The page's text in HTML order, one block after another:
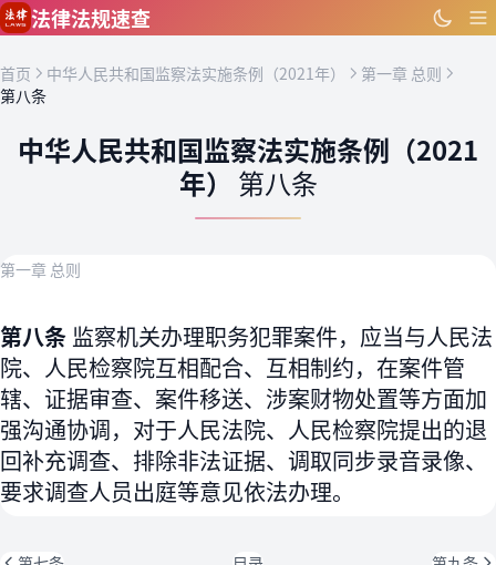
跳到主要内容
法律法规速查
首页 中华人民共和国监察法实施条例（2021年）
第一章 总则
第八条
中华人民共和国监察法实施条例（2021
年） 第八条
第一章 总则
第八条 监察机关办理职务犯罪案件，应当与人民法
院、人民检察院互相配合、互相制约，在案件管
辖、证据审查、案件移送、涉案财物处置等方面加
强沟通协调，对于人民法院、人民检察院提出的退
回补充调查、排除非法证据、调取同步录音录像、
要求调查人员出庭等意见依法办理。